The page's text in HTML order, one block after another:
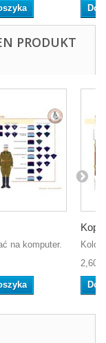
PRODUKT
na komputer.
Kolor
2,60 €